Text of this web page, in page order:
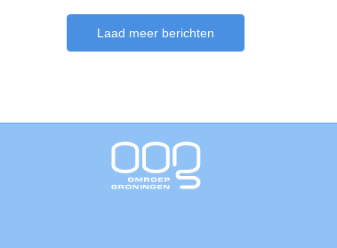
Laad meer berichten